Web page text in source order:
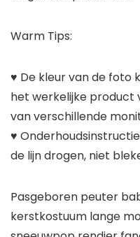
Warm Tips:
♥ De kleur van de foto
het werkelijke product
van verschillende
♥
de lijn drogen, niet
Pasgeboren peuter
kerstkostuum lange